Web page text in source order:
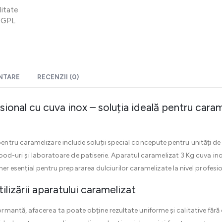
RECENZII (0)
cu cuva inox – soluția ideală pentru
caramelizare include soluții special concepute pentru unități
uri și laboratoare de patiserie. Aparatul caramelizat 3 Kg cuva
esențial pentru prepararea dulciurilor caramelizate la nivel
aparatului caramelizat
afacerea ta poate obține rezultate uniforme și calitative